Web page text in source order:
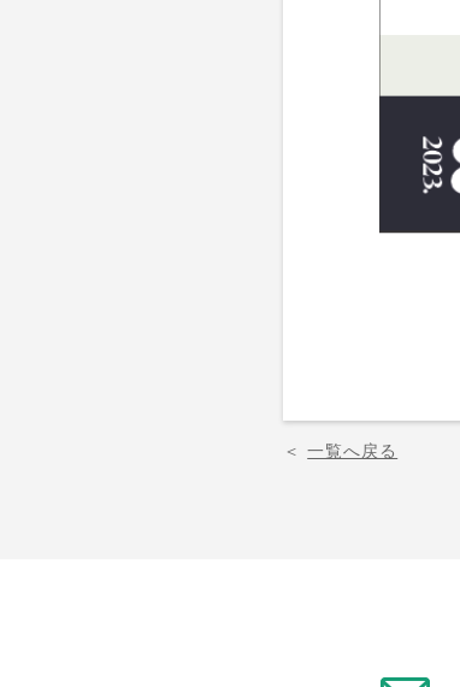
＜一覧へ戻る